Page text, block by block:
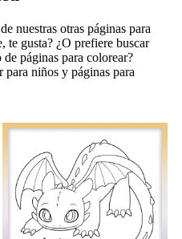
nuestras otras páginas para
te gusta? ¿O prefiere buscar
páginas para colorear?
para niños y páginas para